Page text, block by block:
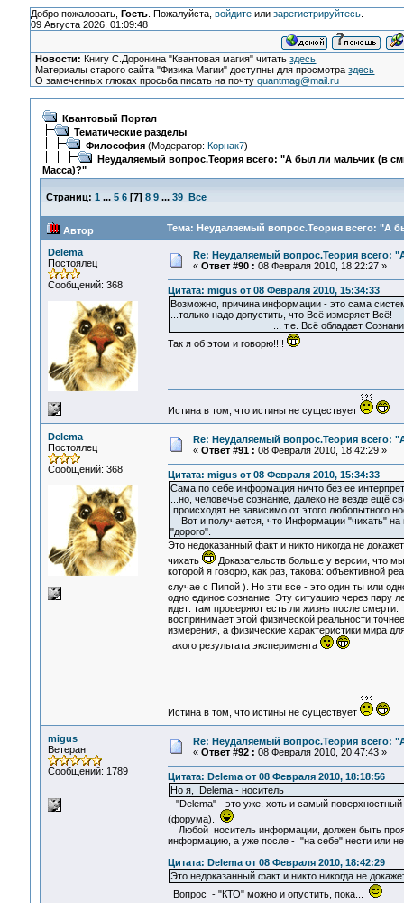
Добро пожаловать, Гость. Пожалуйста, войдитеили зарегистрируйтесь.
09 Августа 2026, 01:09:48
Новости: Книгу С.Доронина "Квантовая магия" читатьздесь
Материалы старого сайта "Физика Магии" доступны для просмотраздесь
О замеченных глюках просьба писать на почтуquantmag@mail.ru
Квантовый Портал
Тематические разделы
Философия(Модератор: Корнак7)
Неудаляемый вопрос.Теория всего: "А был ли мальчик (в
Масса)?"
Страниц: 1 ... 5 6[7] 8 9 ... 39 Все
Автор Тема: Неудаляемый вопрос.Теория всего: "А
Delema
Постоялец
Сообщений: 368
Re: Неудаляемый вопрос.Теория всего:
« Ответ #90 : 08 Февраля 2010, 18:22:27 »
Цитата: migus от 08 Февраля 2010, 15:34:33
Возможно, причина информации - это сама
...только надо допустить, что Всё измеряет Всё!
... т.е. Всё обладает
Так я об этом и говорю!!!!
Истина в том, что истины не существует
Delema
Постоялец
Сообщений: 368
Re: Неудаляемый вопрос.Теория всего:
« Ответ #91 : 08 Февраля 2010, 18:42:29 »
Цитата: migus от 08 Февраля 2010, 15:34:33
Сама по себе информация ничто без ее
...но, человечье сознание, далеко не везде ещё
происходят не зависимо от этого любопытного
Вот и получается, что Информации "чихать" на
"дорого".
Это недоказанный факт и никто никогда не
чихать
Доказательств больше у версии, что
которой я говорю, как раз, такова: объективной
случае с Пипой ). Но эти все - это один ты или
одно единое сознание. Эту ситуацию через пару
идет: там проверяют есть ли жизнь после
воспринимает этой физической
измерения, а физические характеристики мира
такого результата эксперимента
Истина в том, что истины не существует
migus
Ветеран
Сообщений: 1789
Re: Неудаляемый вопрос.Теория всего:
« Ответ #92 : 08 Февраля 2010, 20:47:43 »
Цитата: Delema от 08 Февраля 2010, 18:18:56
Но я, Delema - носитель
"Delema" - это уже, хоть и самый
(форума).
Любой носитель информации, должен быть
информацию, а уже после - "на себе" нести или
Цитата: Delema от 08 Февраля 2010, 18:42:29
Это недоказанный факт и никто никогда не
Вопрос - "КТО" можно и опустить, пока...